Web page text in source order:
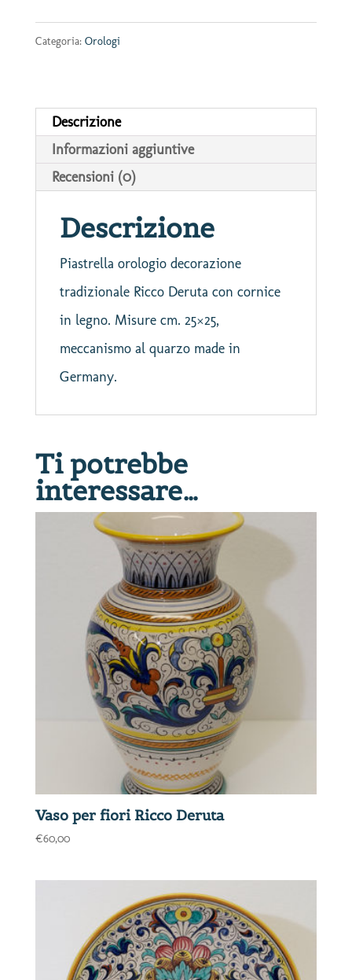
Ricco
Deruta
Categoria: Orologi
Descrizione
Informazioni aggiuntive
Recensioni (0)
Descrizione
Piastrella orologio decorazione
tradizionale Ricco Deruta con cornice
in legno. Misure cm. 25×25,
meccanismo al quarzo made in
Germany.
Ti potrebbe
interessare…
Vaso per fiori Ricco Deruta
€60,00